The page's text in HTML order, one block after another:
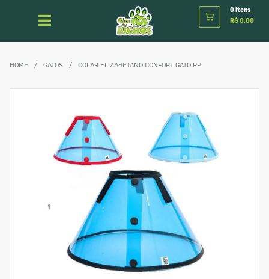
0 itens
R$ 0,00
HOME / GATOS / COLAR ELIZABETANO CONFORT GATO PP